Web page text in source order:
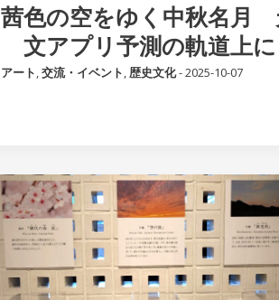
茜色の空をゆく中秋名月
文アプリ予測の軌道上に
アート,交流・イベント,歴史文化-2025-10-07